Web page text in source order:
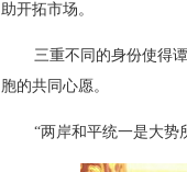
助开拓市场。
三重不同的身份使得
胞的共同心愿。
“两岸和平统一是大势